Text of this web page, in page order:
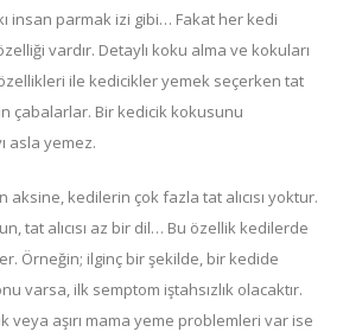
insan parmak izi gibi… Fakat her kedi
vardır. Detaylı koku alma ve kokuları
ile kedicikler yemek seçerken tat
çabalarlar. Bir kedicik kokusunu
asla yemez.
aksine, kedilerin çok fazla tat alıcısı yoktur.
tat alıcısı az bir dil… Bu özellik kedilerde
Örneğin; ilginç bir şekilde, bir kedide
varsa, ilk semptom iştahsızlık olacaktır.
veya aşırı mama yeme problemleri var ise